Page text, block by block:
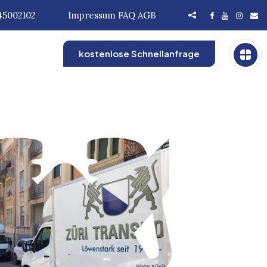
Impressum FAQ AGB
kostenlose Schnellanfrage